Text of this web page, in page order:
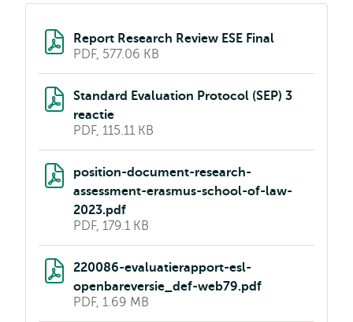
Report Research Review ESE Final
PDF, 577.06 KB
Standard Evaluation Protocol (SEP) 3
reactie
PDF, 115.11 KB
position-document-research-
assessment-erasmus-school-of-law-
2023.pdf
PDF, 179.1 KB
220086-evaluatierapport-esl-
openbareversie_def-web79.pdf
PDF, 1.69 MB